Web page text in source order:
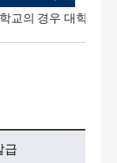
교의 경우 대학명 '
급